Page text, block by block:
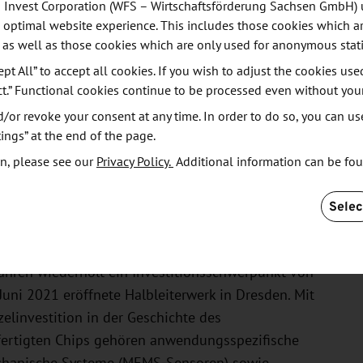
Radarsensoren, wie sie für die 360-Grad-
Fahren gebraucht werden, kleiner,
Speziell für die Konsumgüterindustrie arbeitet
Systeme, kurz: MEMS. Auf Basis dieser
von Bosch derzeit beispielsweise ein neues
ist, dass es in den Brillenbügel passt. „Um unsere
auszubauen, wollen wir unsere MEMS-Sensoren
Der Produktionsstart ist für 2026 geplant. Die
– und die wollen wir ausschöpfen“, sagte
wiederholt ein Investitionsschwerpunkt von
2021 eröffnete Halbleiterwerk in Dresden. Mit
in der Geschichte des
Chips gehören anwendungsspezifische
Corporation (WFS – Wirtschaftsförderung Sachsen GmbH)
website experience. This includes those cookies which
well as those cookies which are only used for anonymous
All” to accept all cookies. If you wish to adjust the cookies
Functional cookies continue to be processed even without
or revoke your consent at any time. In order to do so, you can
at the end of the page.
please see our Privacy Policy. Additional information can be